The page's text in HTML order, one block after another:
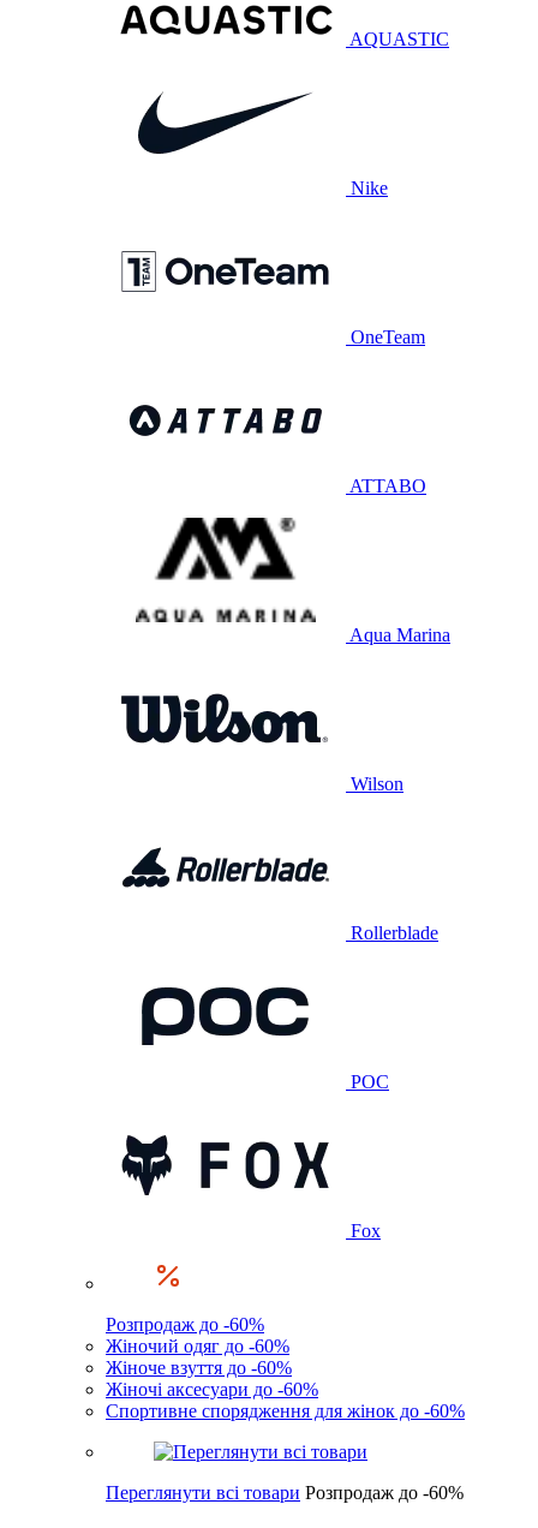
AQUASTIC
Nike
OneTeam
ATTABO
Aqua Marina
Wilson
Rollerblade
POC
Fox
Розпродаж до -60%
Жіночий одяг до -60%
Жіноче взуття до -60%
Жіночі аксесуари до -60%
Спортивне спорядження для жінок до -60%
Переглянути всі товари Розпродаж до -60%